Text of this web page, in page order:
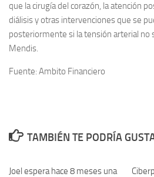
que la cirugía del corazón, la atención
diálisis y otras intervenciones que se
posteriormente si la tensión arterial no
Mendis.
Fuente: Ambito Financiero
TAMBIÉN TE PODRÍA
Joel espera hace 8 meses una